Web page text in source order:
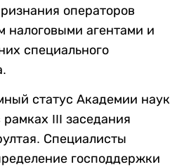
операторов
налоговыми агентами и
специального
статус Академии наук
рамках III заседания
Специалисты
господдержки